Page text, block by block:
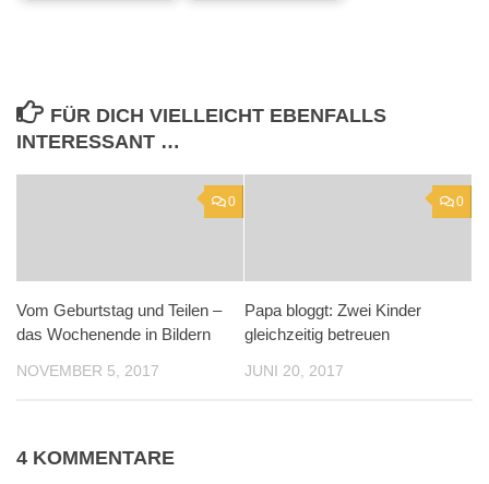
FÜR DICH VIELLEICHT EBENFALLS
INTERESSANT …
0
Vom Geburtstag und Teilen –
das Wochenende in Bildern
NOVEMBER 5, 2017
0
Papa bloggt: Zwei Kinder
gleichzeitig betreuen
JUNI 20, 2017
4 KOMMENTARE